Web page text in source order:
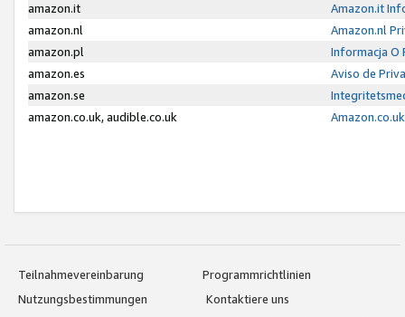
amazon.it
Amazon.it
amazon.nl
Amazon.nl
amazon.pl
Informacja O
amazon.es
Aviso de
amazon.se
amazon.co.uk, audible.co.uk
Teilnahmevereinbarung
Programmrichtlinien
Nutzungsbestimmungen
Kontaktiere uns